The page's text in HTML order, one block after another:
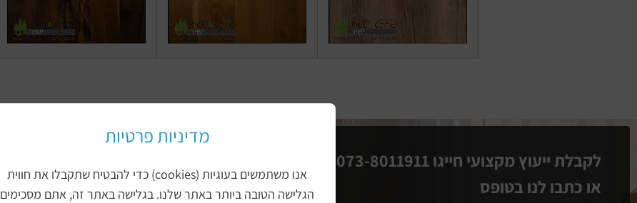
לקבלת ייעוץ מקצועי חייגו 073-8011911
או כתבו לנו בטופס
מדיניות פרטיות
אנו משתמשים בעוגיות (cookies) כדי להבטיח שתקבלו את חווית
הגלישה הטובה ביותר באתר שלנו. בגלישה באתר זה, אתם מסכימים